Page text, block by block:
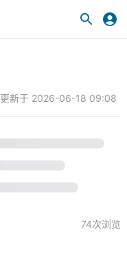
更新于 2026-06-18 09:08
74次浏览